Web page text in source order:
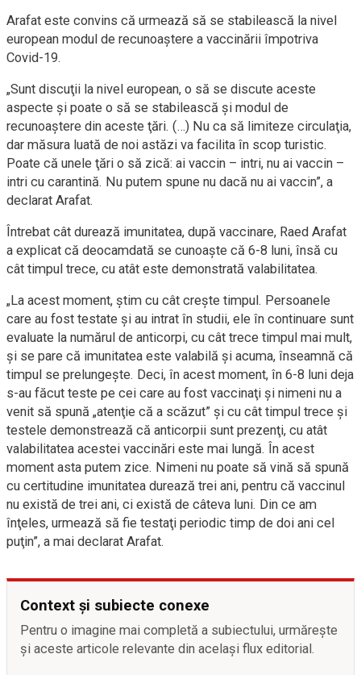
Arafat este convins că urmează să se stabilească la nivel
european modul de recunoaştere a vaccinării împotriva
Covid-19.
„Sunt discuţii la nivel european, o să se discute aceste
aspecte şi poate o să se stabilească şi modul de
recunoaştere din aceste ţări. (…) Nu ca să limiteze circulaţia,
dar măsura luată de noi astăzi va facilita în scop turistic.
Poate că unele ţări o să zică: ai vaccin – intri, nu ai vaccin –
intri cu carantină. Nu putem spune nu dacă nu ai vaccin”, a
declarat Arafat.
Întrebat cât durează imunitatea, după vaccinare, Raed Arafat
a explicat că deocamdată se cunoaşte că 6-8 luni, însă cu
cât timpul trece, cu atât este demonstrată valabilitatea.
„La acest moment, ştim cu cât creşte timpul. Persoanele
care au fost testate şi au intrat în studii, ele în continuare sunt
evaluate la numărul de anticorpi, cu cât trece timpul mai mult,
şi se pare că imunitatea este valabilă şi acuma, înseamnă că
timpul se prelungeşte. Deci, în acest moment, în 6-8 luni deja
s-au făcut teste pe cei care au fost vaccinaţi şi nimeni nu a
venit să spună „atenţie că a scăzut” şi cu cât timpul trece şi
testele demonstrează că anticorpii sunt prezenţi, cu atât
valabilitatea acestei vaccinări este mai lungă. În acest
moment asta putem zice. Nimeni nu poate să vină să spună
cu certitudine imunitatea durează trei ani, pentru că vaccinul
nu există de trei ani, ci există de câteva luni. Din ce am
înţeles, urmează să fie testaţi periodic timp de doi ani cel
puţin”, a mai declarat Arafat.
Context și subiecte conexe
Pentru o imagine mai completă a subiectului, urmărește
și aceste articole relevante din același flux editorial.